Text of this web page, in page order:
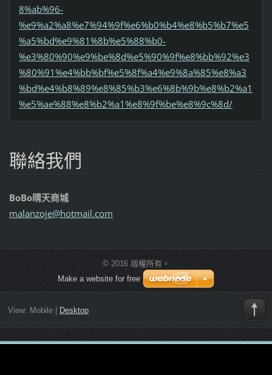
8%ab%96-
%e9%a2%a8%e7%94%9f%e6%b0%b4%e8%b5%b7%e5
%a5%bd%e9%81%8b%e5%88%b0-
%e3%80%90%e9%be%8d%e5%90%9f%e8%bb%92%e3
%80%91%e4%bb%bf%e5%8f%a4%e9%8a%85%e8%a3
%bd%e4%b8%89%e8%85%b3%e6%8b%9b%e8%b2%a1
%e5%ae%88%e8%b2%a1%e8%9f%be%e8%9c%8d/
聯絡我們
BoBo晴天商城
malanzoje@hotmail.com
© 2016 版權所有。
Make a website for free
View: Mobile| Desktop